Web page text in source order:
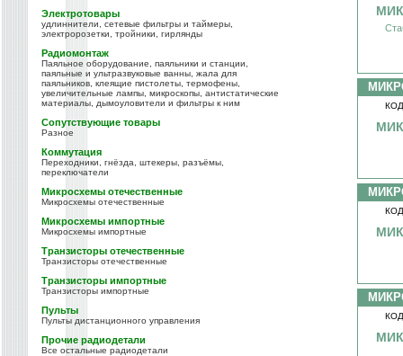
Электротовары
удлиннители, сетевые фильтры и таймеры,
электророзетки, тройники, гирлянды
Радиомонтаж
Паяльное оборудование, паяльники и станции,
паяльные и ультразвуковые ванны, жала для
паяльников, клеящие пистолеты, термофены,
увеличительные лампы, микроскопы, антистатические
материалы, дымоуловители и фильтры к ним
Сопутствующие товары
Разное
Коммутация
Переходники, гнёзда, штекеры, разъёмы,
переключатели
Микросхемы отечественные
Микросхемы отечественные
Микросхемы импортные
Микросхемы импортные
Транзисторы отечественные
Транзисторы отечественные
Транзисторы импортные
Транзисторы импортные
Пульты
Пульты дистанционного управления
Прочие радиодетали
Все остальные радиодетали